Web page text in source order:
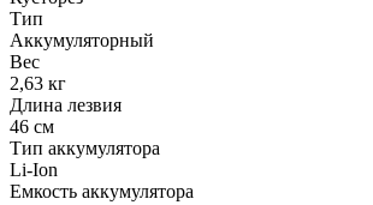
Тип
Аккумуляторный
Вес
2,63 кг
Длина лезвия
46 см
Тип аккумулятора
Li-Ion
Емкость аккумулятора